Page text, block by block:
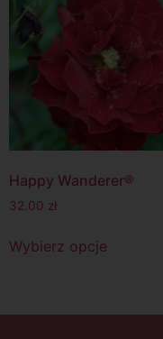
Happy Wanderer®
32.00 zł
Wybierz opcje